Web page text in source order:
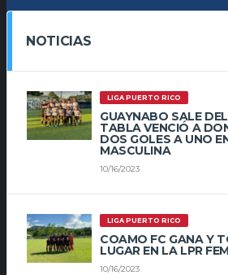
NOTICIAS
LIGA PUERTO RICO
GUAYNABO SALE
TABLA VENCIÓ A
DOS GOLES A UNO
MASCULINA
10/16/2023
LIGA PUERTO RICO
COAMO FC GANA Y
LUGAR EN LA LPR
10/16/2023